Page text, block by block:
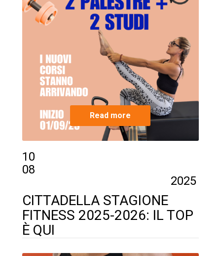
Read more
10
08
2025
CITTADELLA STAGIONE
FITNESS 2025-2026: IL TOP
È QUI